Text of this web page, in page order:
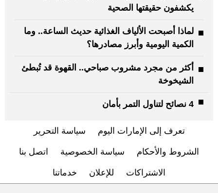
يكشفون حقيقتها الصحية
لماذا أصبحت الألياف الغذائية حديث الساعة.. وما
الكمية اليومية وأبرز مصادرها؟
أكثر من مجرد مشروب صباحي.. القهوة قد تُبطئ
الشيخوخة
4 نصائح لتناول التمر بأمان
تعرف إلى الإمارات اليوم سياسة التحرير
الشروط والأحكام سياسة الخصوصية اتصل بنا
الاشتراكات للإعلان خدماتنا